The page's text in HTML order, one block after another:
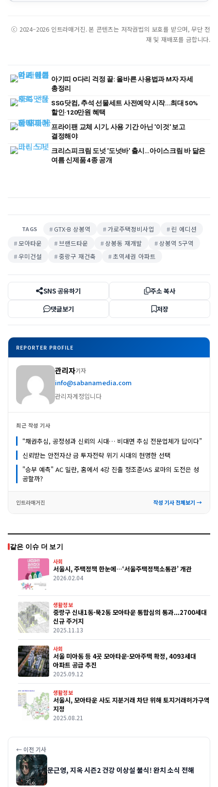
ⓒ 2024–2026 인트라매거진. 본 콘텐츠는 저작권법의 보호를 받으며, 무단 전
재 및 재배포를 금합니다.
아기띠 O다리 걱정 끝: 올바른 사용법과 M자 자세
총정리
SSG닷컴, 추석 선물세트 사전예약 시작...최대 50%
할인·120만원 혜택
프라이팬 교체 시기, 사용 기간 아닌 '이것' 보고
결정해야
크리스피크림 도넛 '도넛바' 출시…아이스크림 바 닮은
여름 신제품 4종 공개
TAGS GTX-B 상봉역 가로주택정비사업
린 에디션
모아타운
브랜드타운 상봉동 재개발
상봉역 5구역
우미건설
중랑구 재건축 초역세권 아파트
SNS 공유하기
주소 복사
댓글보기
저장
REPORTER PROFILE
관리자기자
info@sabanamedia.com
관리자계정입니다
최근 작성 기사
“채권추심, 공정성과 신뢰의 시대… 비대면 추심 전문업체가 답이다”
신뢰받는 안전자산 금 투자전략 위기 시대의 현명한 선택
"승부 예측" AC 밀란, 홈에서 4강 진출 정조준!AS 로마의 도전은 성
공할까?
인트라매거진 작성 기사 전체보기 →
같은 이슈 더 보기
사회
서울시, 주택정책 한눈에…‘서울주택정책소통관’ 개관
2026.02.04
생활정보
중랑구 신내1동·묵2동 모아타운 통합심의 통과...2700세대
신규 주거지
2025.11.13
사회
서울 미아동 등 4곳 모아타운·모아주택 확정, 4093세대
아파트 공급 추진
2025.09.12
생활정보
서울시, 모아타운 사도 지분거래 차단 위해 토지거래허가구역
지정
2025.08.21
← 이전 기사
문근영, 지옥 시즌2 건강 이상설 불식! 완치 소식 전해